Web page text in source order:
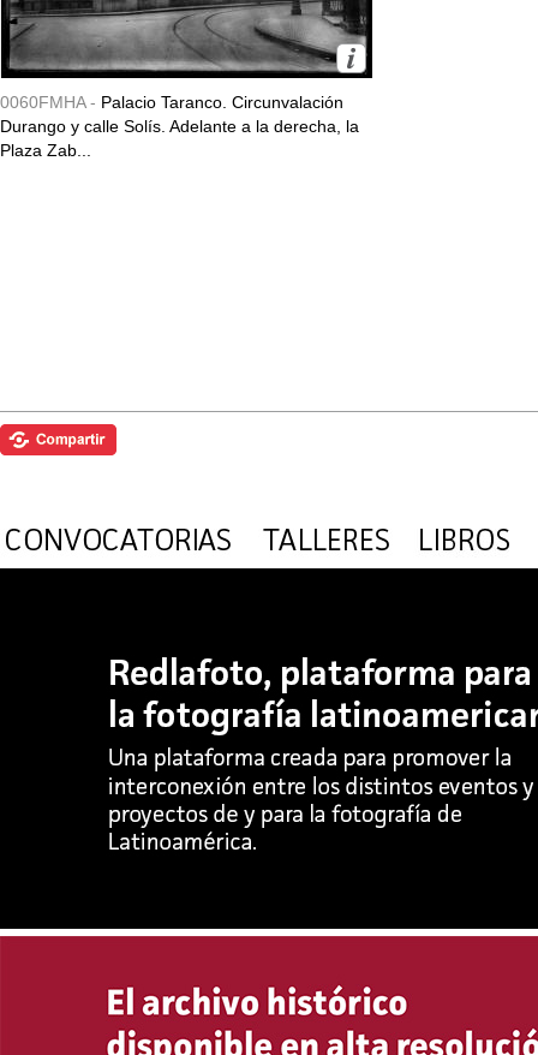
0060FMHA - Palacio Taranco. Circunvalación
Durango y calle Solís. Adelante a la derecha, la
Plaza Zab...